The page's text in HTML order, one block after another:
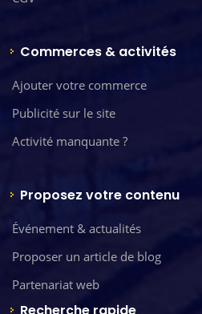
Commerces & activités
Ajouter votre commerce
Publicité sur le site
Activité manquante ?
Proposez votre contenu
Événement & actualités
Proposer un article de blog
Partenariat web
Recherche rapide